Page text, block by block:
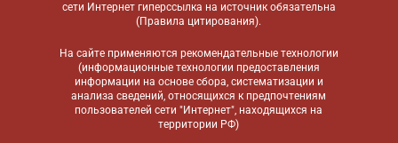
сети Интернет гиперссылка на источник обязательна
(Правила цитирования).
На сайте применяются рекомендательные технологии
(информационные технологии предоставления
информации на основе сбора, систематизации и
анализа сведений, относящихся к предпочтениям
пользователей сети "Интернет", находящихся на
территории РФ)